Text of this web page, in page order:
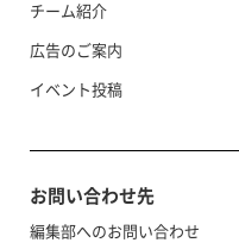
チーム紹介
広告のご案内
イベント投稿
お問い合わせ先
編集部へのお問い合わせ